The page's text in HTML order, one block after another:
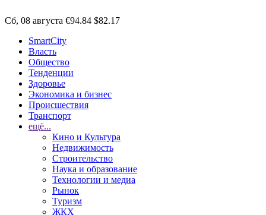
Сб, 08 августа €94.84 $82.17
SmartCity
Власть
Общество
Тенденции
Здоровье
Экономика и бизнес
Происшествия
Транспорт
ещё...
Кино и Культура
Недвижимость
Строительство
Наука и образование
Технологии и медиа
Рынок
Туризм
ЖКХ